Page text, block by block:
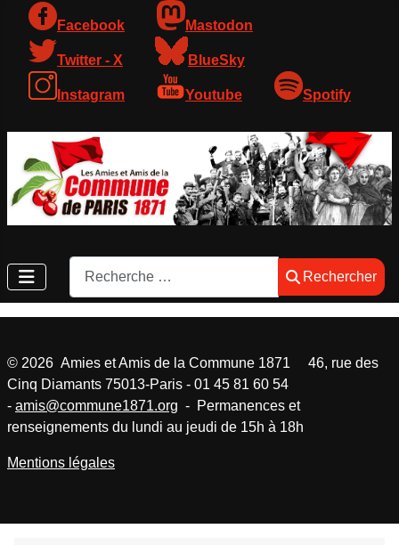
Facebook Mastodon
Twitter - X BlueSky
Instagram Youtube Spotify
Rechercher
Rechercher
© 2026 Amies et Amis de la Commune 1871 46, rue des
Cinq Diamants 75013-Paris - 01 45 81 60 54
- amis@commune1871.org - Permanences et
renseignements du lundi au jeudi de 15h à 18h
Mentions légales